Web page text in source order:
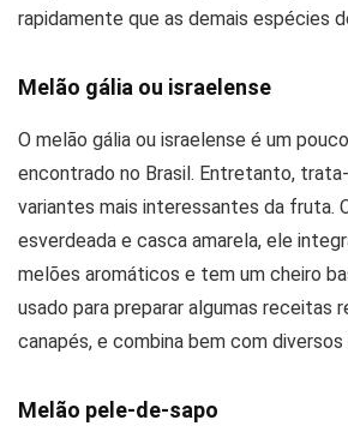
rapidamente que as demais espécies
Melão gália ou israelense
O melão gália ou israelense é um
encontrado no Brasil. Entretanto,
variantes mais interessantes da fruta.
esverdeada e casca amarela, ele
melões aromáticos e tem um cheiro
usado para preparar algumas receitas
canapés, e combina bem com
Melão pele-de-sapo